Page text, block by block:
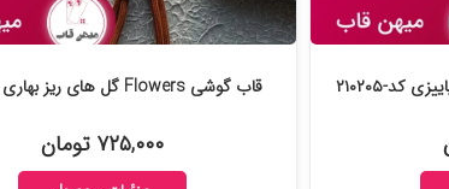
قاب گوشی Flowers گل های ریز بهاری کد-۲۱۰۱۸۷
۷۲۵,۰۰۰ تومان